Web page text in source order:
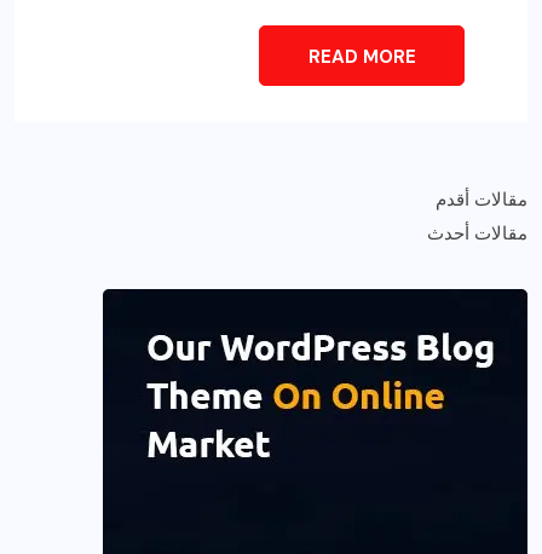
READ MORE
مقالات أقدم
مقالات أحدث